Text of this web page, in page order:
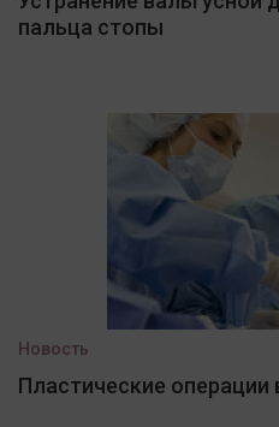
пальца стопы
Новость
Пластические операции